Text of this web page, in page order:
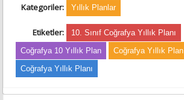
Kategoriler: Yıllık Planlar
Etiketler:
10. Sınıf Coğrafya Yıllık Planı
Coğrafya 10 Yıllık Plan
Coğrafya Yıllık Plan
Coğrafya Yıllık Planı